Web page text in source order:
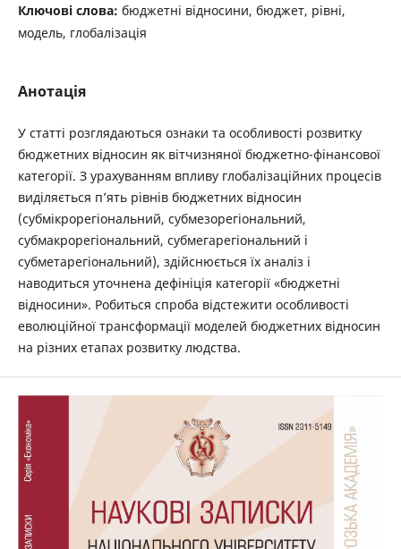
Ключові слова: бюджетні відносини, бюджет, рівні,
модель, глобалізація
Анотація
У статті розглядаються ознаки та особливості розвитку
бюджетних відносин як вітчизняної бюджетно-фінансової
категорії. З урахуванням впливу глобалізаційних процесів
виділяється п’ять рівнів бюджетних відносин
(субмікрорегіональний, субмезорегіональний,
субмакрорегіональний, субмегарегіональний і
субметарегіональний), здійснюється їх аналіз і
наводиться уточнена дефініція категорії «бюджетні
відносини». Робиться спроба відстежити особливості
еволюційної трансформації моделей бюджетних відносин
на різних етапах розвитку людства.